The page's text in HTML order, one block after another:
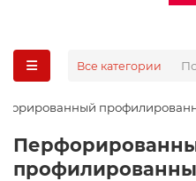
Все категории